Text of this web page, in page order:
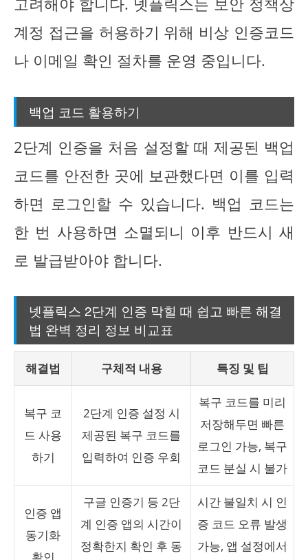
계정 접근을 허용하기 위해 비상 인증코드
나 이메일 확인 절차를 운영 중입니다.
백업 코드 활용하기
2단계 인증을 처음 설정할 때 제공된 백업
코드를 안전한 곳에 보관했다면 이를 입력
하면 로그인할 수 있습니다. 백업 코드는
한 번 사용하면 소멸되니 이후 반드시 새
로 발급받아야 합니다.
넷플릭스 2단계 인증 막힐 때 쉽고 빠른 해결
법 완벽 정리 정보 비교표
해결법 구체적 내용 특징 및 팁
복구 코
드 사용
하기
2단계 인증 설정 시
제공된 복구 코드를
입력하여 인증 우회
복구 코드를 미리
저장해두면 빠른
로그인 가능, 복구
코드 분실 시 불가
인증 앱
동기화
확인
구글 인증기 등 2단
계 인증 앱의 시간이
정확한지 확인 후 동
시간 불일치 시 인
증 코드 오류 발생
가능, 앱 설정에서